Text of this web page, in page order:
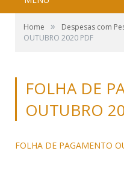
Home » Despesas com
OUTUBRO 2020 PDF
FOLHA DE
OUTUBRO
FOLHA DE PAGAMENTO